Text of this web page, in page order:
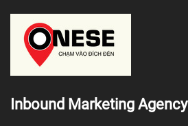
Inbound Marketing Agency